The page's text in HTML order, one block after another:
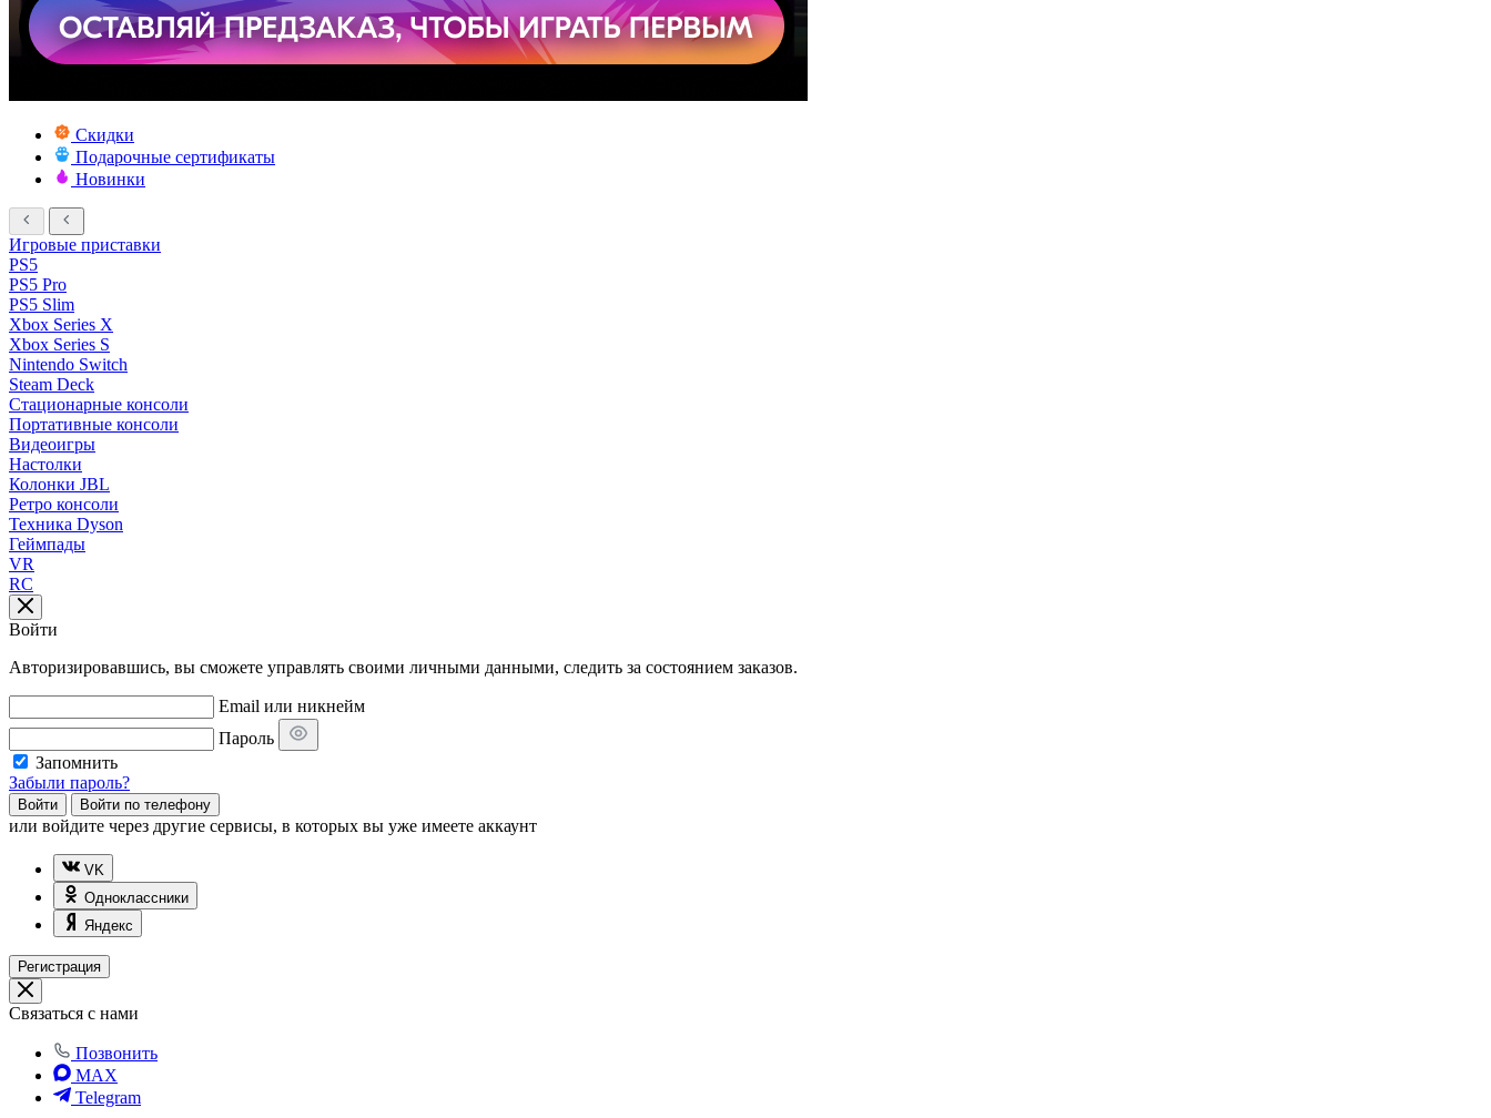
Скидки
Подарочные сертификаты
Новинки
Игровые приставки
PS5
PS5 Pro
PS5 Slim
Xbox Series X
Xbox Series S
Nintendo Switch
Steam Deck
Стационарные консоли
Портативные консоли
Видеоигры
Настолки
Колонки JBL
Ретро консоли
Техника Dyson
Геймпады
VR
RC
Войти
Авторизировавшись, вы сможете управлять своими личными данными, следить за состоянием заказов.
Email или никнейм
Пароль
Запомнить
Забыли пароль?
Войти Войти по телефону
или войдите через другие сервисы, в которых вы уже имеете аккаунт
VK
Одноклассники
Яндекс
Регистрация
Связаться с нами
Позвонить
MAX
Telegram